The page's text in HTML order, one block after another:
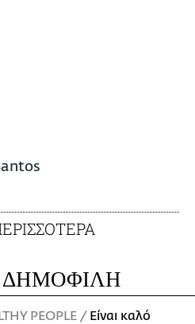
ΔΗΜΟΦΙΛΗ
PEOPLE
Είναι καλό